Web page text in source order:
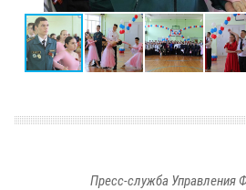
Пресс-служба Управления